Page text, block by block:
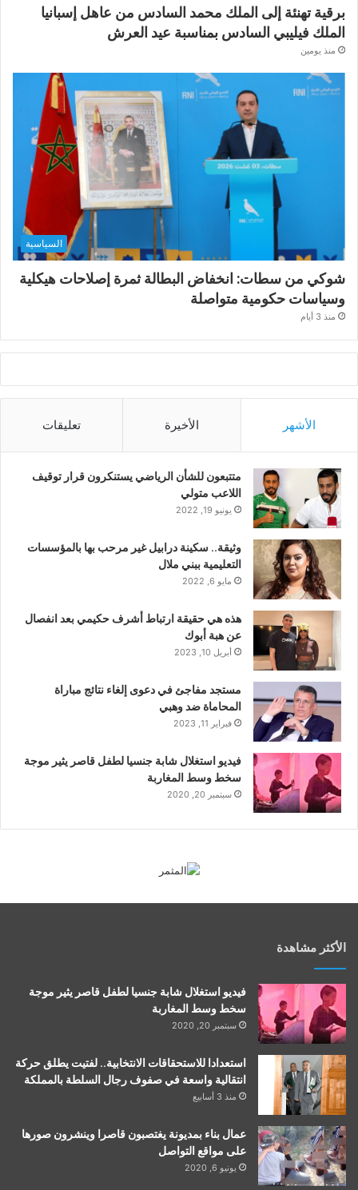
برقية تهنئة إلى الملك محمد السادس من عاهل إسبانيا
الملك فيليبي السادس بمناسبة عيد العرش
منذ يومين
السياسية
شوكي من سطات: انخفاض البطالة ثمرة إصلاحات هيكلية
وسياسات حكومية متواصلة
منذ 3 أيام
الأشهر الأخيرة تعليقات
متتبعون للشأن الرياضي يستنكرون قرار توقيف
اللاعب متولي
يونيو 19, 2022
وثيقة.. سكينة درابيل غير مرحب بها بالمؤسسات
التعليمية ببني ملال
مايو 6, 2022
هذه هي حقيقة ارتباط أشرف حكيمي بعد انفصال
عن هبة أبوك
أبريل 10, 2023
مستجد مفاجئ في دعوى إلغاء نتائج مباراة
المحاماة ضد وهبي
فبراير 11, 2023
فيديو استغلال شابة جنسيا لطفل قاصر يثير موجة
سخط وسط المغاربة
سبتمبر 20, 2020
الأكثر مشاهدة
فيديو استغلال شابة جنسيا لطفل قاصر يثير موجة
سخط وسط المغاربة
سبتمبر 20, 2020
استعدادا للاستحقاقات الانتخابية.. لفتيت يطلق حركة
انتقالية واسعة في صفوف رجال السلطة بالمملكة
منذ 3 أسابيع
عمال بناء بمديونة يغتصبون قاصرا وينشرون صورها
على مواقع التواصل
يونيو 6, 2020